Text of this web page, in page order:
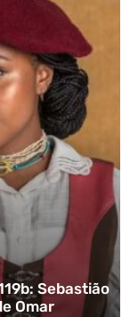
Sebastião
Omar